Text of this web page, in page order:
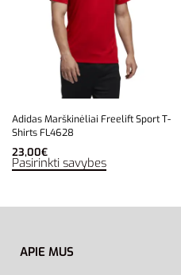
Adidas Marškinėliai Freelift Sport T-
Shirts FL4628
23,00€
Pasirinkti savybes
APIE MUS